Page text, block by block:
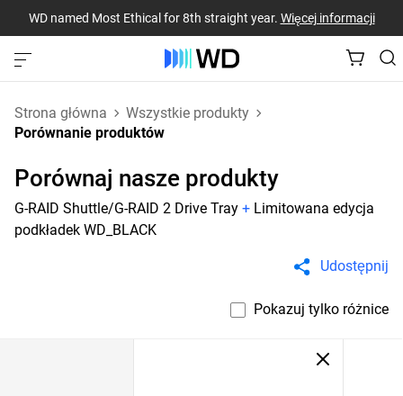
WD named Most Ethical for 8th straight year. Więcej informacji
Strona główna
Wszystkie produkty
Porównanie produktów
Porównaj nasze produkty
G-RAID Shuttle/G-RAID 2 Drive Tray + Limitowana edycja
podkładek WD_BLACK
Udostępnij
Pokazuj tylko różnice